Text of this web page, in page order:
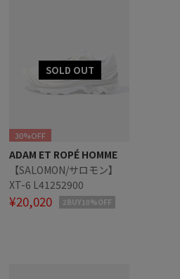
30%OFF
ADAM ET ROPÉ HOMME
【SALOMON/サロモン】
XT-6 L41252900
¥20,020 2BUY10%OFF